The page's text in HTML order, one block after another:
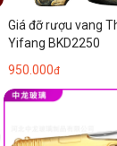
Giá đỡ rượu vang
Yifang BKD2250
950.000đ